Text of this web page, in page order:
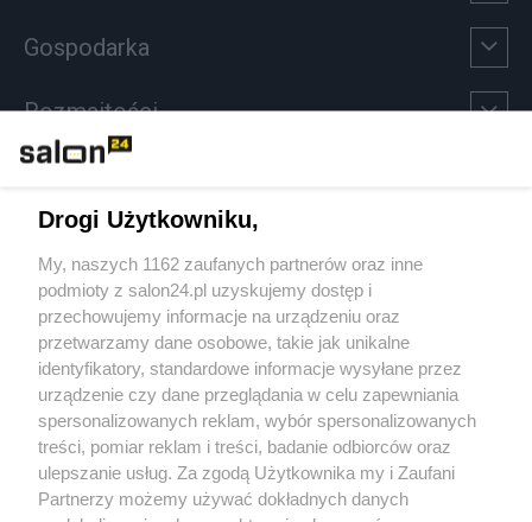
Gospodarka
Rozmaitości
Sport
Społeczeństwo
Kultura
X Facebook Instagram Youtube
Drogi Użytkowniku,
My, naszych 1162 zaufanych partnerów oraz inne
podmioty z salon24.pl uzyskujemy dostęp i
przechowujemy informacje na urządzeniu oraz
przetwarzamy dane osobowe, takie jak unikalne
identyfikatory, standardowe informacje wysyłane przez
urządzenie czy dane przeglądania w celu zapewniania
spersonalizowanych reklam, wybór spersonalizowanych
treści, pomiar reklam i treści, badanie odbiorców oraz
ulepszanie usług. Za zgodą Użytkownika my i Zaufani
Partnerzy możemy używać dokładnych danych